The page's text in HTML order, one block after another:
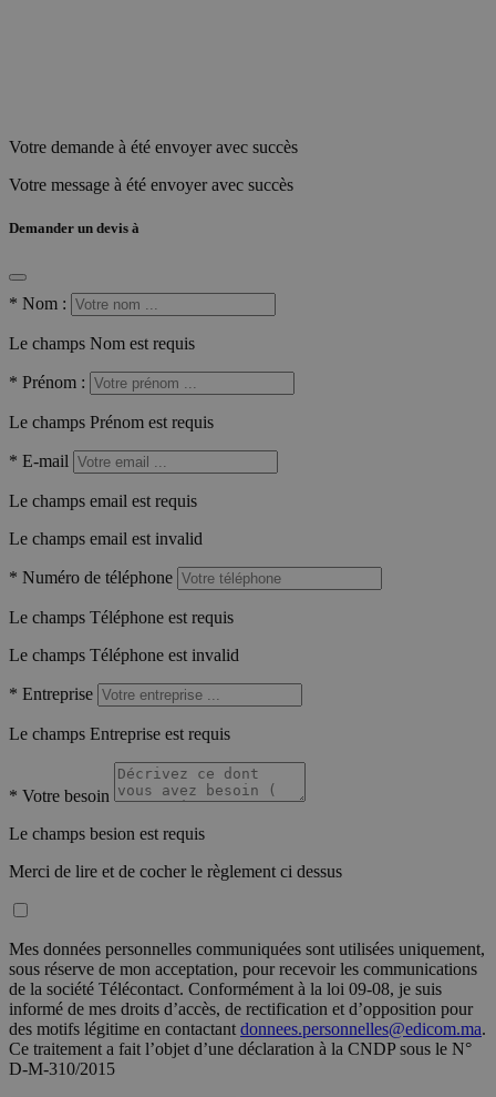
Votre demande à été envoyer avec succès
Votre message à été envoyer avec succès
Demander un devis à
* Nom :
Le champs Nom est requis
* Prénom :
Le champs Prénom est requis
* E-mail
Le champs email est requis
Le champs email est invalid
* Numéro de téléphone
Le champs Téléphone est requis
Le champs Téléphone est invalid
* Entreprise
Le champs Entreprise est requis
* Votre besoin
Le champs besion est requis
Merci de lire et de cocher le règlement ci dessus
Mes données personnelles communiquées sont utilisées uniquement,
sous réserve de mon acceptation, pour recevoir les communications
de la société Télécontact. Conformément à la loi 09-08, je suis
informé de mes droits d’accès, de rectification et d’opposition pour
des motifs légitime en contactant donnees.personnelles@edicom.ma.
Ce traitement a fait l’objet d’une déclaration à la CNDP sous le N°
D-M-310/2015